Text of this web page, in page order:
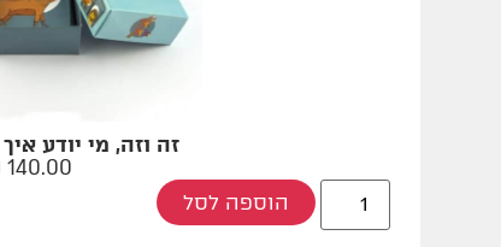
זה וזה, מי יודע
140.00
הוספה לסל